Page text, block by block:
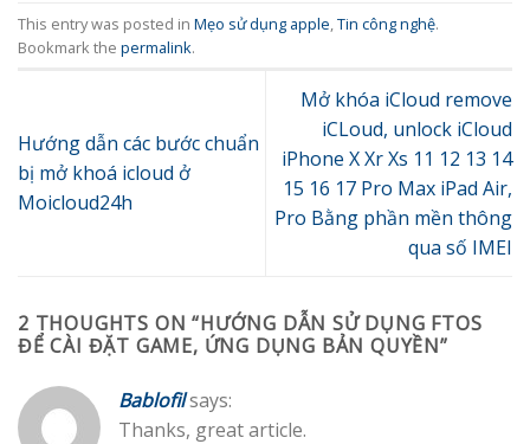
This entry was posted in Mẹo sử dụng apple,Tin công nghệ.
Bookmark the permalink.
Hướng dẫn các bước chuẩn
bị mở khoá icloud ở
Moicloud24h
Mở khóa iCloud remove
iCLoud, unlock iCloud
iPhone X Xr Xs 11 12 13 14
15 16 17 Pro Max iPad Air,
Pro Bằng phần mền thông
qua số IMEI
2 THOUGHTS ON “HƯỚNG DẪN SỬ DỤNG FTOS
ĐỂ CÀI ĐẶT GAME, ỨNG DỤNG BẢN QUYỀN”
Bablofilsays:
Thanks, great article.